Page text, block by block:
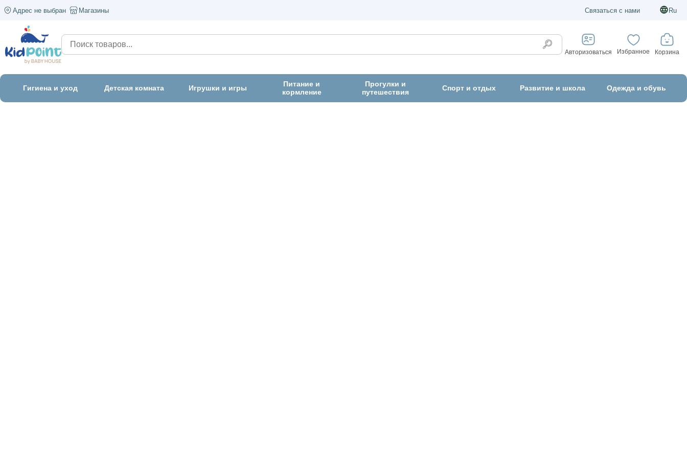
Адрес не выбран Магазины Связаться с нами Ru
Авторизоваться Избранное Корзина
Гигиена и уход Детская комната Игрушки и игры
Питание и
кормление
Прогулки и
путешествия
Спорт и отдых Развитие и школа Одежда и обувь